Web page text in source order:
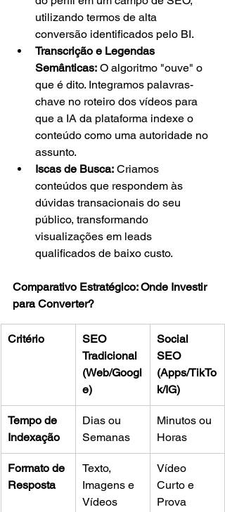
utilizando termos de alta
conversão identificados pelo BI.
Transcrição e Legendas
Semânticas: O algoritmo "ouve" o
que é dito. Integramos palavras-
chave no roteiro dos vídeos para
que a IA da plataforma indexe o
conteúdo como uma autoridade no
assunto.
Iscas de Busca: Criamos
conteúdos que respondem às
dúvidas transacionais do seu
público, transformando
visualizações em leads
qualificados de baixo custo.
Comparativo Estratégico: Onde Investir
para Converter?
Critério
SEO
Tradicional
(Web/Googl
e)
Social
SEO
(Apps/TikTo
k/IG)
Tempo de
Indexação
Dias ou
Semanas
Minutos ou
Horas
Formato de
Resposta
Texto,
Imagens e
Vídeos
Vídeo
Curto e
Prova